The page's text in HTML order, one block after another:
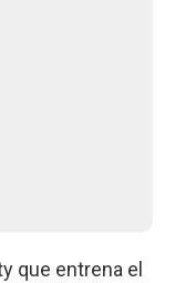
que entrena el